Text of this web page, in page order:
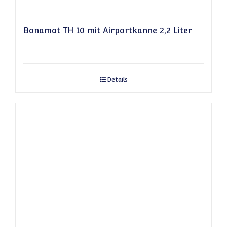
Bonamat TH 10 mit Airportkanne 2,2 Liter
Details